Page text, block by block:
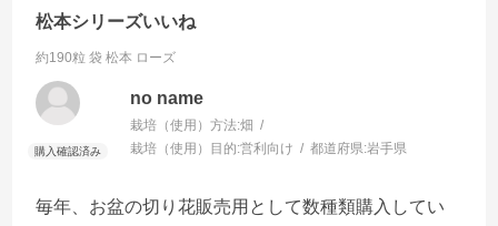
松本シリーズいいね
約190粒 袋 松本 ローズ
no name
栽培（使用）方法:畑
栽培（使用）目的:営利向け 都道府県:岩手県
毎年、お盆の切り花販売用として数種類購入してい